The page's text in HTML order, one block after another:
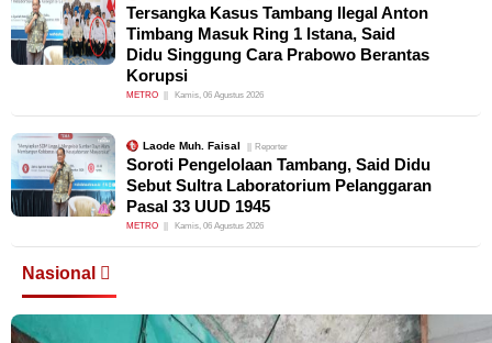
Tersangka Kasus Tambang Ilegal Anton
Timbang Masuk Ring 1 Istana, Said
Didu Singgung Cara Prabowo Berantas
Korupsi
METRO Kamis, 06 Agustus 2026
Laode Muh. Faisal Reporter
Soroti Pengelolaan Tambang, Said Didu
Sebut Sultra Laboratorium Pelanggaran
Pasal 33 UUD 1945
METRO Kamis, 06 Agustus 2026
Nasional